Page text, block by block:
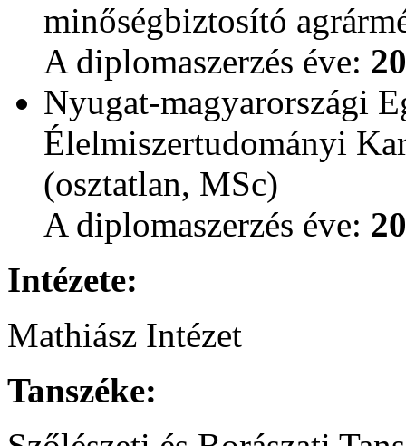
minőségbiztosító
A diplomaszerzés éve:
Nyugat-magyarországi
Élelmiszertudományi
(osztatlan, MSc)
A diplomaszerzés éve:
Intézete:
Mathiász Intézet
Tanszéke: